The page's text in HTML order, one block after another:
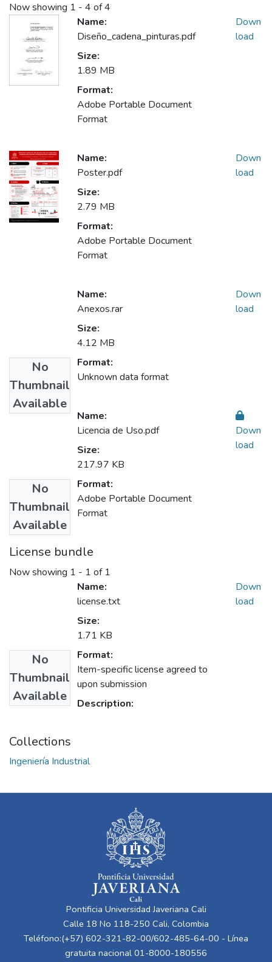
Now showing 1 - 4 of 4
Name:
Diseño_cadena_pinturas.pdf
Size:
1.89 MB
Format:
Adobe Portable Document
Format
Down
load
Name:
Poster.pdf
Size:
2.79 MB
Format:
Adobe Portable Document
Format
Down
load
No
Thumbnail
Available
Name:
Anexos.rar
Size:
4.12 MB
Format:
Unknown data format
Down
load
No
Thumbnail
Available
Name:
Licencia de Uso.pdf
Size:
217.97 KB
Format:
Adobe Portable Document
Format
Down
load
License bundle
Now showing 1 - 1 of 1
No
Thumbnail
Available
Name:
license.txt
Size:
1.71 KB
Format:
Item-specific license agreed to
upon submission
Description:
Down
load
Collections
Ingeniería Industrial
Pontificia Universidad Javeriana Cali
Calle 18 No 118-250 Cali, Colombia
Teléfono:(+57) 602-321-82-00/602-485-64-00 - Línea
gratuita nacional 01-8000-180556